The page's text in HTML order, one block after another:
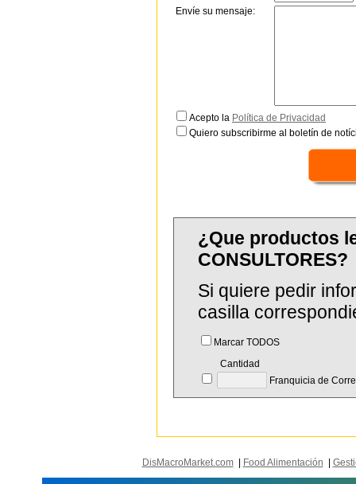
Envíe su mensaje:
Acepto la Política de Privacidad
Quiero subscribirme al boletín de
¿Que productos
CONSULTORES?
Si quiere pedir
casilla
Marcar TODOS
Cantidad
Franquicia de
DisMacroMarket.com| Food Alimentación